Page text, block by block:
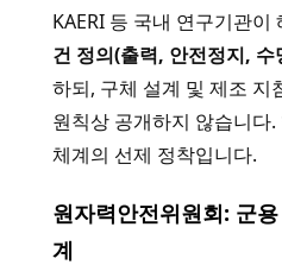
KAERI 등 국내 연구기관이
건 정의(출력, 안전정지,
하되, 구체 설계 및 제조 지
원칙상 공개하지 않습니다
체계의 선제 정착입니다.
원자력안전위원회: 군
계